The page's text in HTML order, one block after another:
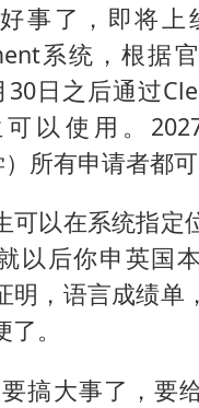
事了，即将上
系统，根据官
30日之后通过
以使用。
所有申请者都可
可以在系统指定
以后你申英国
明，语言成绩单
。
搞大事了，要